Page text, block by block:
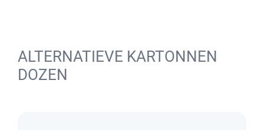
ALTERNATIEVE KARTONNEN
DOZEN